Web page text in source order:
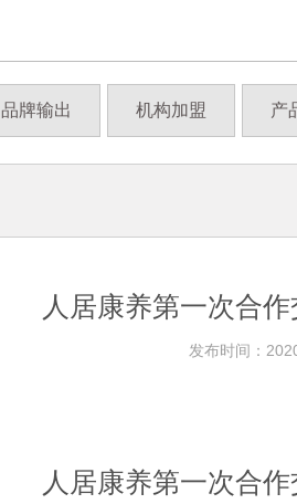
品牌输出 机构加盟 产
人居康养第一次合
发布时间：
人居康养第一次合